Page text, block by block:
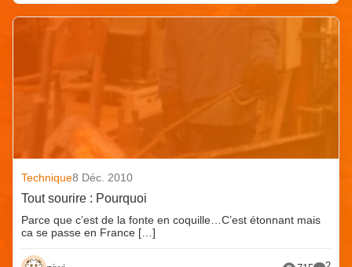
Technique8 Déc. 2010
Tout sourire : Pourquoi
Parce que c’est de la fonte en coquille…C’est étonnant mais
ca se passe en France […]